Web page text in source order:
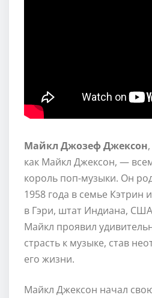
Майкл Джозеф Джексон
как Майкл Джексон, —
король поп-музыки. Он
1958 года в семье Кэтрин
в Гэри, штат Индиана,
Майкл проявил
страсть к музыке, став
его жизни.
Майкл Джексон начал